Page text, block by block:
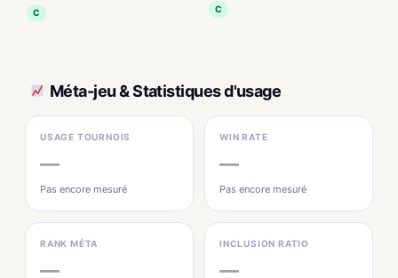
C C
Méta-jeu & Statistiques d'usage
USAGE TOURNOIS
—
Pas encore mesuré
WIN RATE
—
Pas encore mesuré
RANK MÉTA
—
INCLUSION RATIO
—